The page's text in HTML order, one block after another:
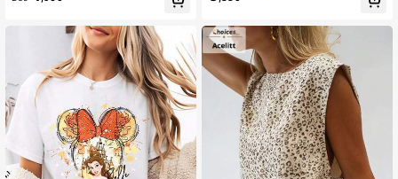
ol rond, manches courtes, 1 pièce. T
eur des anneaux pour homme - T-s
hirt avec emblème et runes offi
mme avec l'impression graphique
aisons", t-shirt graphique de la Fête
des enseignants, hauts graphiques
pour femmes